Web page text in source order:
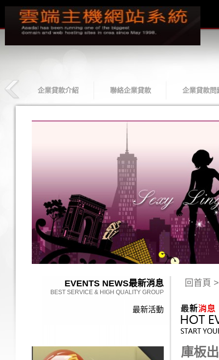
企業貸款介紹 聯絡企業貸款 企業貸款問
EVENTS NEWS最新消息
BEST SERVICE & HIGH QUALITY GROUP
最新活動
回首頁
庫板